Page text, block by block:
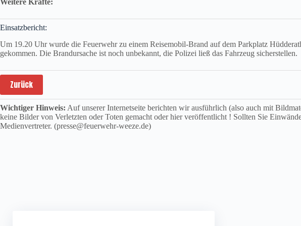
Weitere Kräfte:
Einsatzbericht:
Um 19.20 Uhr wurde die Feuerwehr zu einem Reisemobil-Brand auf dem Parkplatz
gekommen. Die Brandursache ist noch unbekannt, die Polizei ließ das Fahrzeug sicherstellen.
Zurück
Wichtiger Hinweis: Auf unserer Internetseite berichten wir ausführlich (also auch mit
keine Bilder von Verletzten oder Toten gemacht oder hier veröffentlicht ! Sollten Sie
Medienvertreter. (presse@feuerwehr-weeze.de)